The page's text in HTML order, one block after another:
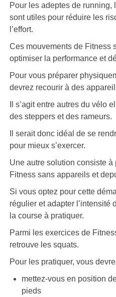
Pour les adeptes de running,
sont utiles pour réduire les
l’effort.
Ces mouvements de Fitness
optimiser la performance et
Pour vous préparer
devrez recourir à des
Il s’agit entre autres du vélo
des steppers et des rameurs.
Il serait donc idéal de se
pour mieux s’exercer.
Une autre solution consiste
Fitness sans appareils et
Si vous optez pour cette
régulier et adapter l’intensité
la course à pratiquer.
Parmi les exercices de
retrouve les squats.
Pour les pratiquer, vous
mettez-vous en position
pieds